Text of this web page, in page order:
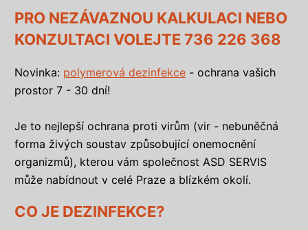
PRO NEZÁVAZNOU KALKULACI NEBO
KONZULTACI VOLEJTE736 226 368
Novinka: polymerová dezinfekce - ochrana vašich
prostor 7 - 30 dní!
Je to nejlepší ochrana proti virům (vir - nebuněčná
forma živých soustav způsobující onemocnění
organizmů), kterou vám společnost ASD SERVIS
může nabídnout v celé Praze a blízkém okolí.
CO JE DEZINFEKCE?